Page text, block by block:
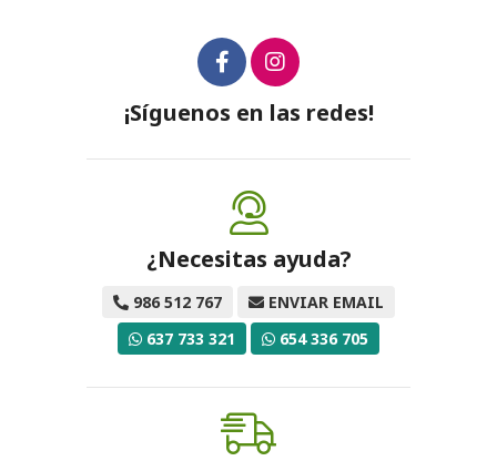
¡Síguenos en las redes!
¿Necesitas ayuda?
986 512 767
ENVIAR EMAIL
637 733 321
654 336 705